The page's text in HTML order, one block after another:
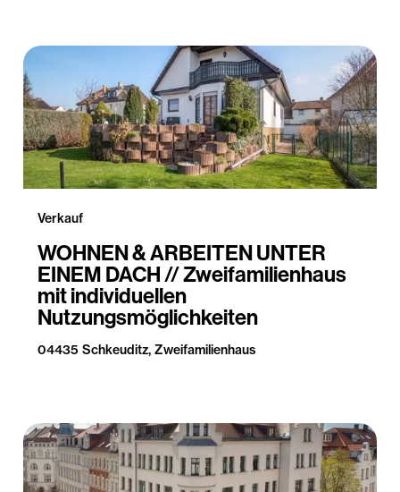
Verkauf
WOHNEN & ARBEITEN UNTER
EINEM DACH // Zweifamilienhaus
mit individuellen
Nutzungsmöglichkeiten
04435 Schkeuditz, Zweifamilienhaus